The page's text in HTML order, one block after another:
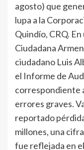
agosto) que
lupa a la
Quindío, CRQ.
Ciudadana
ciudadano Luis
el Informe de
correspondiente
errores graves.
reportado
millones, una
fue reflejada en